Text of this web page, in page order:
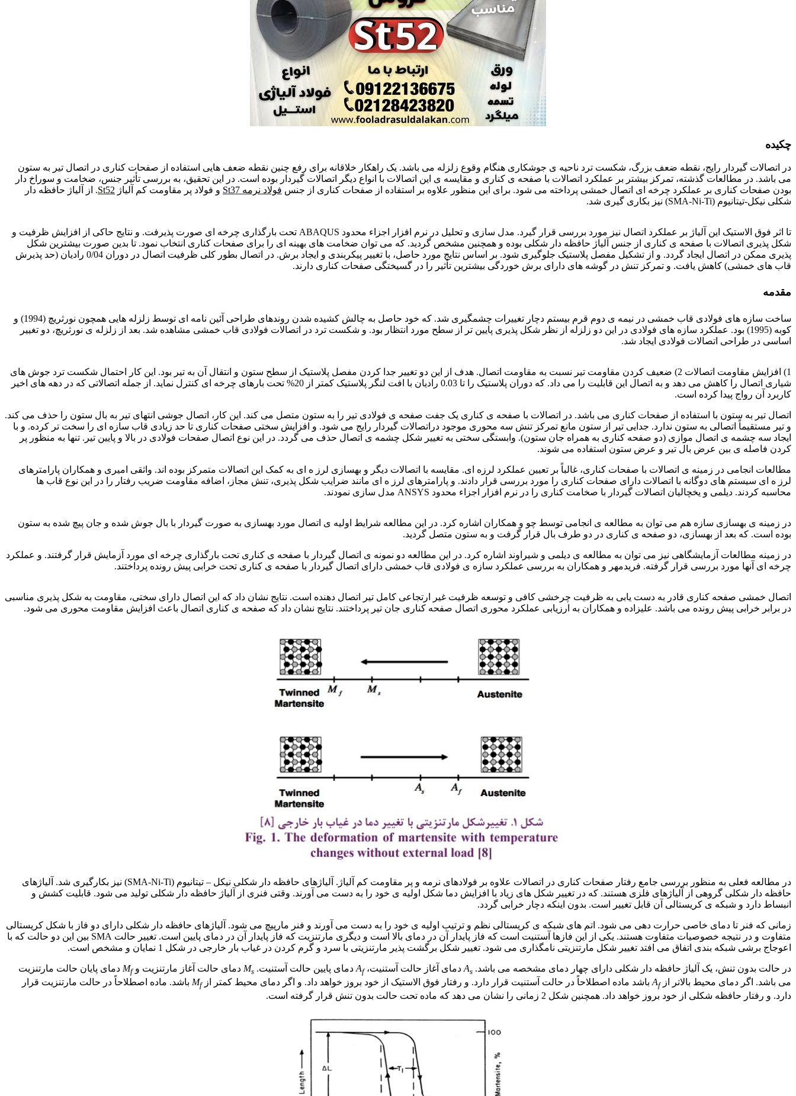
چکیده
در اتصالات گیردار رایج، نقطه ضعف بزرگ، شکست ترد ناحیه ی جوشکاری هنگام وقوع زلزله می باشد. یک راهکار خلاقانه برای رفع چنین نقطه ضعف هایی استفاده از صفحات کناری در اتصال تیر به ستون
می باشد. در مطالعات گذشته، تمرکز بیشتر بر عملکرد اتصالات با صفحه ی کناری و مقایسه ی این اتصالات با انواع دیگر اتصالات گیردار بوده است. در این تحقیق، به بررسی تأثیر جنس، ضخامت و سوراخ دار
بودن صفحات کناری بر عملکرد چرخه ای اتصال خمشی پرداخته می شود. برای این منظور علاوه بر استفاده از صفحات کناری از جنس فولاد نرمه St37 و فولاد پر مقاومت کم آلیاژ St52. از آلیاژ حافظه دار
شکلی نیکل-تیتانیوم (SMA-Ni-Ti) نیز بکاری گیری شد.
تا اثر فوق الاستیک این آلیاژ بر عملکرد اتصال نیز مورد بررسی قرار گیرد. مدل سازی و تحلیل در نرم افزار اجزاء محدود ABAQUS تحت بارگذاری چرخه ای صورت پذیرفت. و نتایج حاکی از افزایش ظرفیت و
شکل پذیری اتصالات با صفحه ی کناری از جنس آلیاژ حافظه دار شکلی بوده و همچنین مشخص گردید. که می توان ضخامت های بهینه ای را برای صفحات کناری انتخاب نمود. تا بدین صورت بیشترین شکل
پذیری ممکن در اتصال ایجاد گردد. و از تشکیل مفصل پلاستیک جلوگیری شود. بر اساس نتایج مورد حاصل، با تغییر پیکربندی و ایجاد برش. در اتصال بطور کلی ظرفیت اتصال در دوران 0/04 رادیان (حد پذیرش
قاب های خمشی) کاهش یافت. و تمرکز تنش در گوشه های دارای برش خوردگی بیشترین تأثیر را در گسیختگی صفحات کناری دارند.
مقدمه
ساخت سازه های فولادی قاب خمشی در نیمه ی دوم قرم بیستم دچار تغییرات چشمگیری شد. که خود حاصل به چالش کشیده شدن روندهای طراحی آئین نامه ای توسط زلزله هایی همچون نورثریچ (1994) و
کوبه (1995) بود. عملکرد سازه های فولادی در این دو زلزله از نظر شکل پذیری پایین تر از سطح مورد انتظار بود. و شکست ترد در اتصالات فولادی قاب خمشی مشاهده شد. بعد از زلزله ی نورثریچ، دو تغییر
اساسی در طراحی اتصالات فولادی ایجاد شد.
1) افزایش مقاومت اتصالات 2) ضعیف کردن مقاومت تیر نسبت به مقاومت اتصال. هدف از این دو تغییر جدا کردن مفصل پلاستیک از سطح ستون و انتقال آن به تیر بود. این کار احتمال شکست ترد جوش های
شیاری اتصال را کاهش می دهد و به اتصال این قابلیت را می داد. که دوران پلاستیک را تا 0.03 رادیان با افت لنگر پلاستیک کمتر از 20% تحت بارهای چرخه ای کنترل نماید. از جمله اتصالاتی که در دهه های اخیر
کاربرد آن رواج پیدا کرده است.
اتصال تیر به ستون با استفاده از صفحات کناری می باشد. در اتصالات با صفحه ی کناری یک جفت صفحه ی فولادی تیر را به ستون متصل می کند. این کار، اتصال جوشی انتهای تیر به بال ستون را حذف می کند.
و تیر مستقیماً اتصالی به ستون ندارد. جدایی تیر از ستون مانع تمرکز تنش سه محوری موجود دراتصالات گیردار رایج می شود. و افزایش سختی صفحات کناری تا حد زیادی قاب سازه ای را سخت تر کرده. و با
ایجاد سه چشمه ی اتصال موازی (دو صفحه کناری به همراه جان ستون). وابستگی سختی به تغییر شکل چشمه ی اتصال حذف می گردد. در این نوع اتصال صفحات فولادی در بالا و پایین تیر. تنها به منظور پر
کردن فاصله ی بین عرض بال تیر و عرض ستون استفاده می شوند.
مطالعات انجامی در زمینه ی اتصالات با صفحات کناری، غالباً بر تعیین عملکرد لرزه ای. مقایسه با اتصالات دیگر و بهسازی لرز ه ای به کمک این اتصالات متمرکز بوده اند. واثقی امیری و همکاران پارامترهای
لرز ه ای سیستم های دوگانه با اتصالات دارای صفحات کناری را مورد بررسی قرار دادند. و پارامترهای لرز ه ای مانند ضرایب شکل پذیری، تنش مجاز، اضافه مقاومت ضریب رفتار را در این نوع قاب ها
محاسبه کردند. دیلمی و یخچالیان اتصالات گیردار با صخامت کناری را در نرم افزار اجزاء محدود ANSYS مدل سازی نمودند.
در زمینه ی بهسازی سازه هم می توان به مطالعه ی انجامی توسط چو و همکاران اشاره کرد. در این مطالعه شرایط اولیه ی اتصال مورد بهسازی به صورت گیردار با بال جوش شده و جان پیچ شده به ستون
بوده است. که بعد از بهسازی، دو صفحه ی کناری در دو طرف بال قرار گرفت و به ستون متصل گردید.
در زمینه مطالعات آزمایشگاهی نیز می توان به مطالعه ی دیلمی و شیراوند اشاره کرد. در این مطالعه دو نمونه ی اتصال گیردار با صفحه ی کناری تحت بارگذاری چرخه ای مورد آزمایش قرار گرفتند. و عملکرد
چرخه ای آنها مورد بررسی قرار گرفته. فریدمهر و همکاران به بررسی عملکرد سازه ی فولادی قاب خمشی دارای اتصال گیردار با صفحه ی کناری تحت خرابی پیش رونده پرداختند.
اتصال خمشی صفحه کناری قادر به دست یابی به ظرفیت چرخشی کافی و توسعه ظرفیت غیر ارتجاعی کامل تیر اتصال دهنده است. نتایج نشان داد که این اتصال دارای سختی، مقاومت به شکل پذیری مناسبی
در برابر خرابی پیش رونده می باشد. علیزاده و همکاران به ارزیابی عملکرد محوری اتصال صفحه کناری جان تیر پرداختند. نتایج نشان داد که صفحه ی کناری اتصال باعث افزایش مقاومت محوری می شود.
در مطالعه فعلی به منظور بررسی جامع رفتار صفحات کناری در اتصالات علاوه بر فولادهای نرمه و پر مقاومت کم آلیاژ. آلیاژهای حافظه دار شکلی نیکل – تیتانیوم (SMA-Ni-Ti) نیز بکارگیری شد. آلیاژهای
حافظه دار شکلی گروهی از آلیاژهای فلزی هستند. که در تغییر شکل های زیاد با افزایش دما شکل اولیه ی خود را به دست می آورند. وقتی فنری از آلیاژ حافظه دار شکلی تولید می شود. قابلیت کشش و
انبساط دارد و شبکه ی کریستالی آن قابل تغییر است. بدون اینکه دچار خرابی گردد.
زمانی که فنر تا دمای خاصی حرارت دهی می شود. اتم های شبکه ی کریستالی نظم و ترتیب اولیه ی خود را به دست می آورند و فنر مارپیچ می شود. آلیاژهای حافظه دار شکلی دارای دو فاز با شکل کریستالی
متفاوت و در نتیجه خصوصیات متفاوت هستند. یکی از این فازها آستنیت است که فاز پایدار آن در دمای بالا است و دیگری مارتنزیت که فاز پایدار آن در دمای پایین است. تغییر حالت SMA بین این دو حالت که با
اعوجاج برشی شبکه بندی اتفاق می افتد تغییر شکل مارتنزیتی نامگذاری می شود. تغییر شکل برگشت پذیر مارتنزیتی با سرد و گرم کردن در غیاب بار خارجی در شکل 1 نمایان و مشخص است.
در حالت بدون تنش، یک آلیاژ حافظه دار شکلی دارای چهار دمای مشخصه می باشد. As دمای آغاز حالت آستنیت، Af دمای پایین حالت آستنیت. Ms دمای حالت آغاز مارتنزیت و Mf
دمای پایان حالت مارتنزیت
می باشد. اگر دمای محیط بالاتر از Af باشد ماده اصطلاحاً در حالت آستنیت قرار دارد. و رفتار فوق الاستیک از خود بروز خواهد داد. و اگر دمای محیط کمتر از Mf
باشد. ماده اصطلاحاً در حالت مارتنزیت قرار
دارد. و رفتار حافظه شکلی از خود بروز خواهد داد. همچنین شکل 2 زمانی را نشان می دهد که ماده تحت حالت بدون تنش قرار گرفته است.